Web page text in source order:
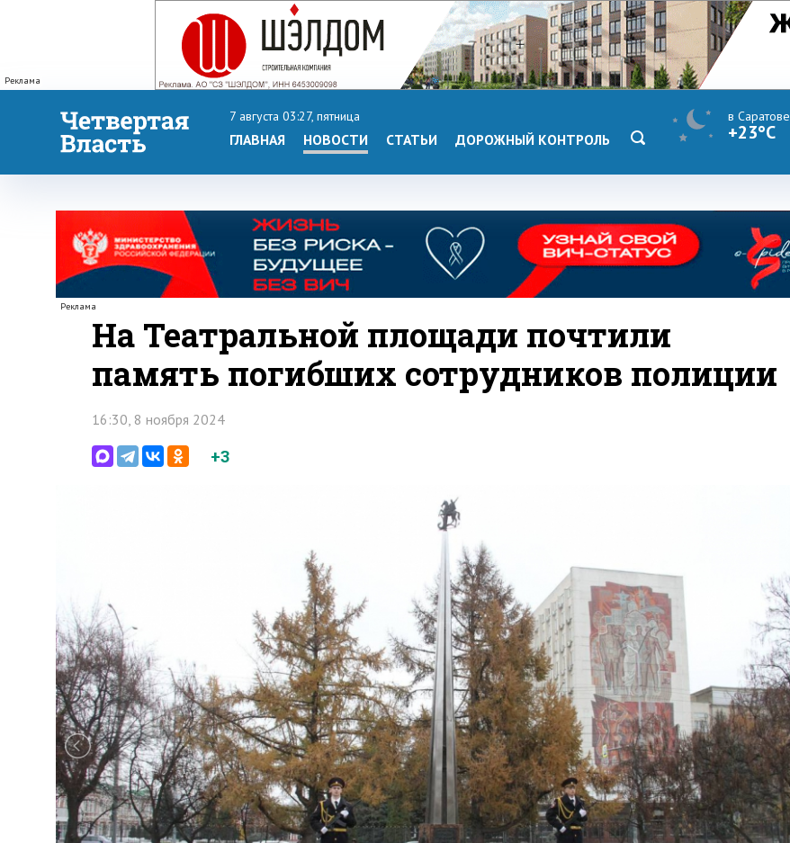
Реклама
7 августа 03:27, пятница
ГЛАВНАЯ НОВОСТИ СТАТЬИ ДОРОЖНЫЙ КОНТРОЛЬ
в Саратове
+23°C
Реклама
На Театральной площади почтили
память погибших сотрудников полиции
16:30, 8 ноября 2024
+3